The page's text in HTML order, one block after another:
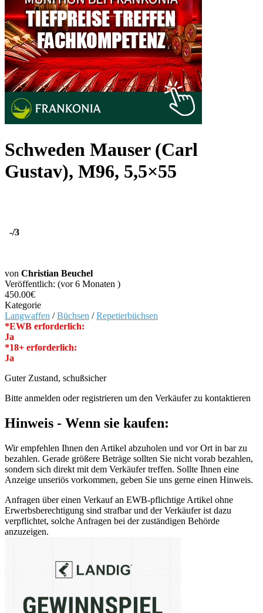
Schweden Mauser (Carl
Gustav), M96, 5,5×55
-/3
von Christian Beuchel
Veröffentlich: (vor 6 Monaten )
450.00€
Kategorie
Langwaffen /Büchsen /Repetierbüchsen
*EWB erforderlich:
Ja
*18+ erforderlich:
Ja
Guter Zustand, schußsicher
Bitte anmelden oder registrieren um den Verkäufer zu kontaktieren
Hinweis - Wenn sie kaufen:
Wir empfehlen Ihnen den Artikel abzuholen und vor Ort in bar zu
bezahlen. Gerade größere Beträge sollten Sie nicht vorab bezahlen,
sondern sich direkt mit dem Verkäufer treffen. Sollte Ihnen eine
Anzeige unseriös vorkommen, geben Sie uns gerne einen Hinweis.
Anfragen über einen Verkauf an EWB-pflichtige Artikel ohne
Erwerbsberechtigung sind strafbar und der Verkäufer ist dazu
verpflichtet, solche Anfragen bei der zuständigen Behörde
anzuzeigen.